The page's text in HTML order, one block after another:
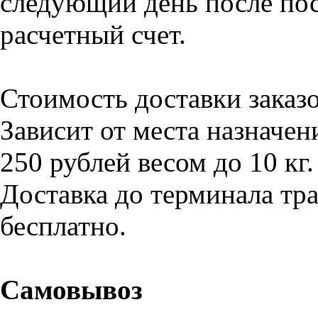
расчетный счет.
Стоимость доставки
Зависит от места
250 рублей весом до 10 кг.
Доставка до терминала
бесплатно.
Самовывоз